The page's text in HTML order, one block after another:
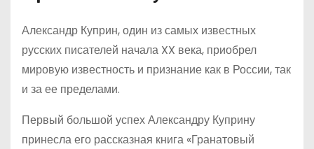
Александр Куприн, один из самых известных
русских писателей начала XX века, приобрел
мировую известность и признание как в России, так
и за ее пределами.
Первый большой успех Александру Куприну
принесла его рассказная книга «Гранатовый